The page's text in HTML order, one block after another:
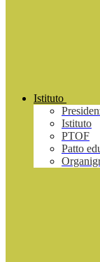
Istituto
Istituto
PTOF
Patto